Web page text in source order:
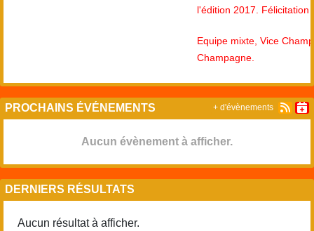
l'édition 2017. Félicitation à
Equipe mixte, Vice
Champagne.
PROCHAINS ÉVÉNEMENTS
Aucun évènement à afficher.
+ d'évènements
DERNIERS RÉSULTATS
Aucun résultat à afficher.